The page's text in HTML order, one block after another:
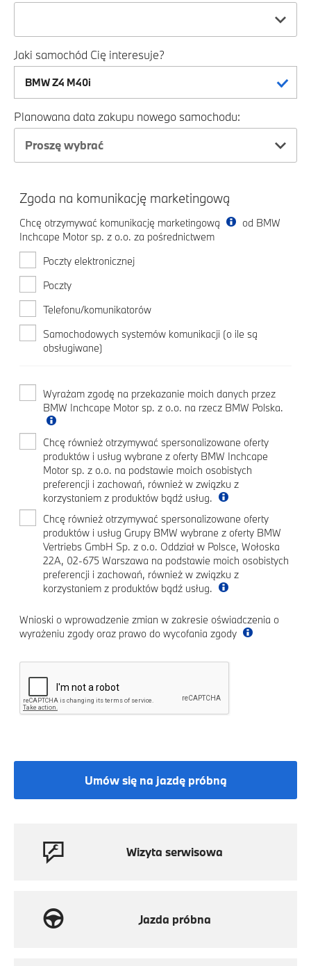
Jaki samochód Cię interesuje?
Planowana data zakupu nowego samochodu:
Proszę wybrać
Zgoda na komunikację marketingową
Chcę otrzymywać komunikację marketingową
od BMW
Inchcape Motor sp. z o.o. za pośrednictwem
Poczty elektronicznej
Poczty
Telefonu/komunikatorów
Samochodowych systemów komunikacji (o ile są
obsługiwane)
Wyrażam zgodę na przekazanie moich danych przez
BMW Inchcape Motor sp. z o.o. na rzecz BMW Polska.
Chcę również otrzymywać spersonalizowane oferty
produktów i usług wybrane z oferty BMW Inchcape
Motor sp. z o.o. na podstawie moich osobistych
preferencji i zachowań, również w związku z
korzystaniem z produktów bądź usług.
Chcę również otrzymywać spersonalizowane oferty
produktów i usług Grupy BMW wybrane z oferty BMW
Vertriebs GmbH Sp. z o.o. Oddział w Polsce, Wołoska
22A, 02-675 Warszawa na podstawie moich osobistych
preferencji i zachowań, również w związku z
korzystaniem z produktów bądź usług.
Wnioski o wprowadzenie zmian w zakresie oświadczenia o
wyrażeniu zgody oraz prawo do wycofania zgody
Umów się na jazdę próbną
Wizyta serwisowa
Jazda próbna